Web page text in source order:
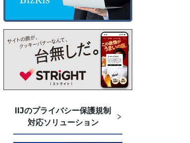
IIJのプライバシー保護規制
対応ソリューション